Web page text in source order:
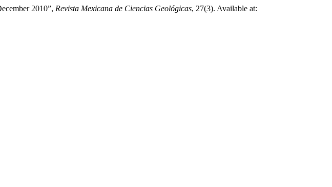
2010”, Revista Mexicana de Ciencias Geológicas, 27(3). Available at: